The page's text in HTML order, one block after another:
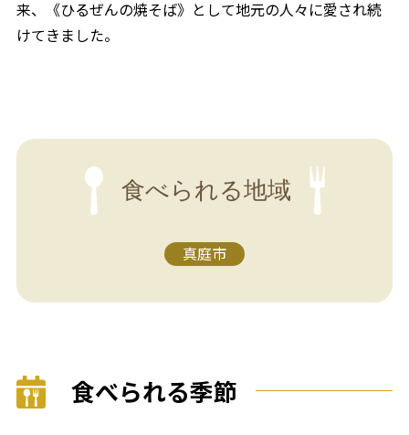
来、《ひるぜんの焼そば》として地元の人々に愛され続
けてきました。
食べられる地域
真庭市
食べられる季節